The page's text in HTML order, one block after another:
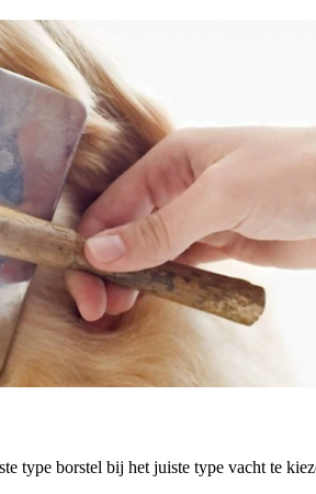
type borstel bij het juiste type vacht te